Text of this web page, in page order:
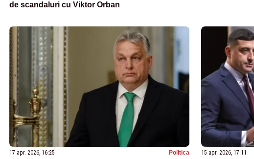
de scandaluri cu Viktor Orban
17 apr. 2026, 16:25 Politica 15 apr. 2026, 17:11